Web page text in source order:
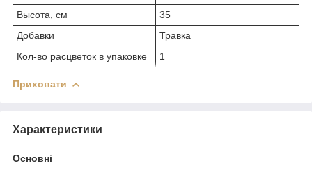
Высота, см
35
Добавки
Травка
Кол-во расцветок в упаковке
1
Приховати
Характеристики
Основні